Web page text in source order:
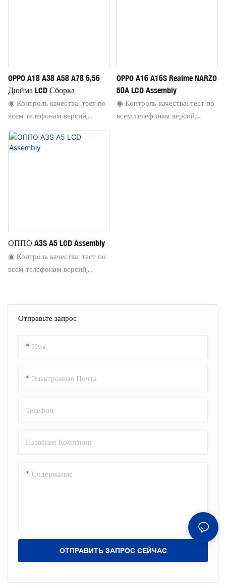
Отправьте запрос
Имя
Электронная Почта
Телефон
Название Компании
Содержание
ОТПРАВИТЬ ЗАПРОС СЕЙЧАС
OPPO A18 A38 A58 A78 6,56
Дюйма LCD Сборка
◉ Контроль качества: тест по
всем телефонам версий,
убедитесь, что каждый экран
подходит для глобальных
версий, фокусируйтесь на
OPPO A16 A16S Realme NARZO
50A LCD Assembly
◉ Контроль качества: тест по
всем телефонам версий,
ОППО A3S A5 LCD Assembly
◉ Контроль качества: тест по
всем телефонам версий,
версий, фокусируйтесь на
тестировании программного